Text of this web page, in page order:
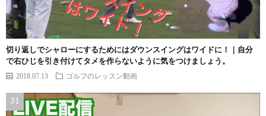
切り返しでシャローにするためにはダウンスイングはワイドに！｜自分
で右ひじを引き付けてタメを作らないように気をつけましょう。
2018.07.13 ゴルフのレッスン動画